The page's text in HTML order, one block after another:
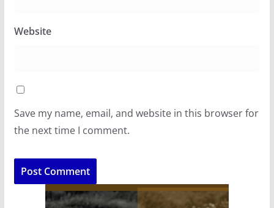
Website
Save my name, email, and website in this browser for
the next time I comment.